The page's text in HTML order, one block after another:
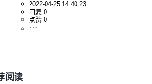
2022-04-25 14:40:23
回复 0
点赞 0
阅读